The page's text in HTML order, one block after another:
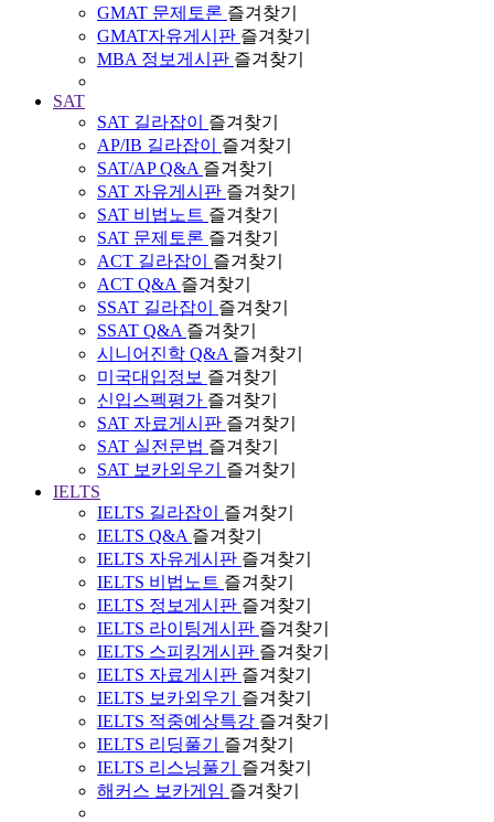
GMAT 문제토론 즐겨찾기
GMAT자유게시판 즐겨찾기
MBA 정보게시판 즐겨찾기
SAT
SAT 길라잡이
즐겨찾기
AP/IB 길라잡이
즐겨찾기
SAT/AP Q&A 즐겨찾기
SAT 자유게시판 즐겨찾기
SAT 비법노트 즐겨찾기
SAT 문제토론 즐겨찾기
ACT 길라잡이
즐겨찾기
ACT Q&A 즐겨찾기
SSAT 길라잡이
즐겨찾기
SSAT Q&A 즐겨찾기
시니어진학 Q&A 즐겨찾기
미국대입정보 즐겨찾기
신입스펙평가 즐겨찾기
SAT 자료게시판 즐겨찾기
SAT 실전문법 즐겨찾기
SAT 보카외우기
즐겨찾기
IELTS
IELTS 길라잡이
즐겨찾기
IELTS Q&A 즐겨찾기
IELTS 자유게시판 즐겨찾기
IELTS 비법노트 즐겨찾기
IELTS 정보게시판 즐겨찾기
IELTS 라이팅게시판 즐겨찾기
IELTS 스피킹게시판 즐겨찾기
IELTS 자료게시판 즐겨찾기
IELTS 보카외우기
즐겨찾기
IELTS 적중예상특강 즐겨찾기
IELTS 리딩풀기
즐겨찾기
IELTS 리스닝풀기
즐겨찾기
해커스 보카게임 즐겨찾기